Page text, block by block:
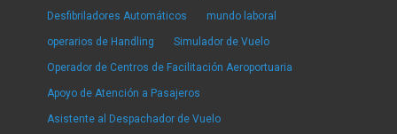
Desfibriladores Automáticos mundo laboral
operarios de Handling Simulador de Vuelo
Operador de Centros de Facilitación Aeroportuaria
Apoyo de Atención a Pasajeros
Asistente al Despachador de Vuelo